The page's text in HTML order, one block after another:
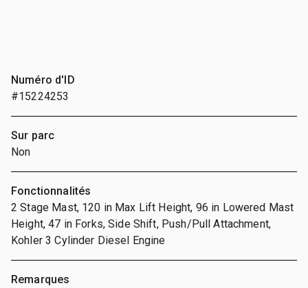
Numéro d'ID
#15224253
Sur parc
Non
Fonctionnalités
2 Stage Mast, 120 in Max Lift Height, 96 in Lowered Mast
Height, 47 in Forks, Side Shift, Push/Pull Attachment,
Kohler 3 Cylinder Diesel Engine
Remarques